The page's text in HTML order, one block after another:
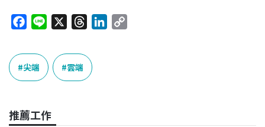
c
e
b
o
e
e
a
尖端 雲端
推薦工作